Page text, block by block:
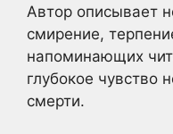
Автор описывает
смирение,
напоминающих
глубокое чувство
смерти.